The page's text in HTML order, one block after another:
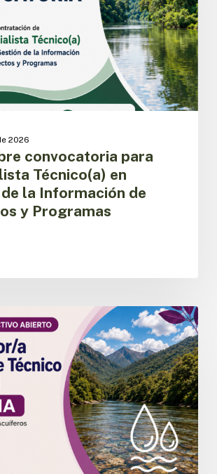
2026
convocatoria para
Técnico(a) en
la Información de
y Programas